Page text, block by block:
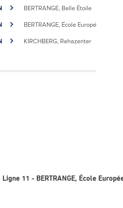
BERTRANGE, Belle Étoile
BERTRANGE, École Européenne II
KIRCHBERG, Rehazenter
11 - BERTRANGE, École